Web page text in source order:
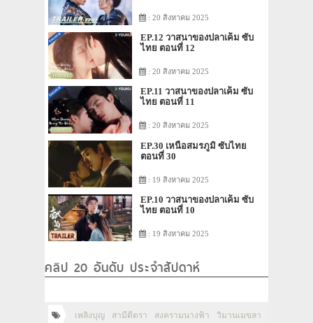
: 20 สิงหาคม 2025
EP.12 วาสนาของปลาเค็ม ซับ
ไทย ตอนที่ 12
: 20 สิงหาคม 2025
EP.11 วาสนาของปลาเค็ม ซับ
ไทย ตอนที่ 11
: 20 สิงหาคม 2025
EP.30 เหนือสมรภูมิ ซับไทย
ตอนที่ 30
: 19 สิงหาคม 2025
EP.10 วาสนาของปลาเค็ม ซับ
ไทย ตอนที่ 10
: 19 สิงหาคม 2025
คลิป 20 อันดับ ประจำสัปดาห์
เพลิงบุญ สามีตีตรา สงครามนางฟ้า วิมานเมขลา